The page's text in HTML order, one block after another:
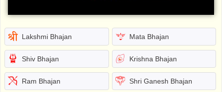
Lakshmi Bhajan Mata Bhajan
Shiv Bhajan Krishna Bhajan
Ram Bhajan Shri Ganesh Bhajan